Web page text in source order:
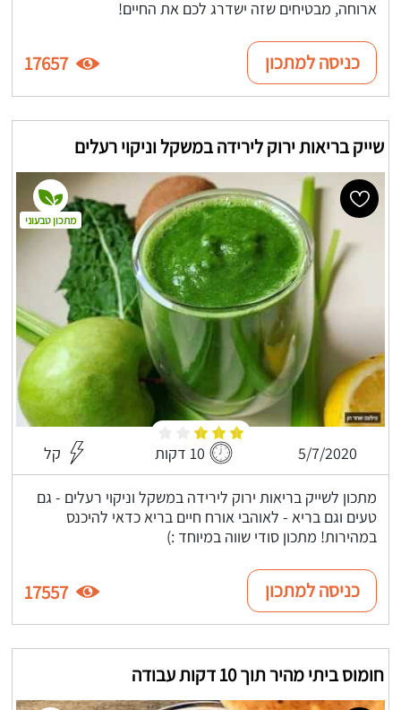
ארוחה, מבטיחים שזה ישדרג לכם את החיים!
כניסה למתכון 17657
שייק בריאות ירוק לירידה במשקל וניקוי רעלים
5/7/2020 10 דקות קל
מתכון לשייק בריאות ירוק לירידה במשקל וניקוי רעלים - גם
טעים וגם בריא - לאוהבי אורח חיים בריא כדאי להיכנס
במהירות! מתכון סודי שווה במיוחד :)
מתכון טבעוני
כניסה למתכון 17557
חומוס ביתי מהיר תוך 10 דקות עבודה